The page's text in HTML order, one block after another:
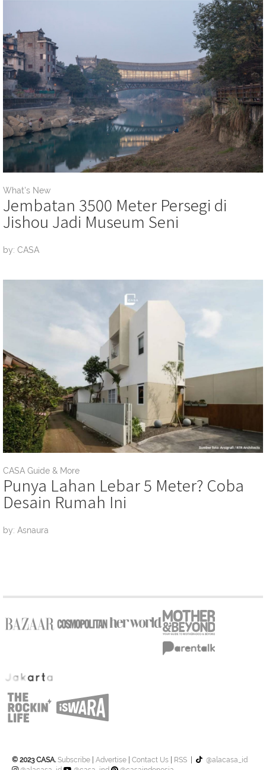
What's New
Jembatan 3500 Meter Persegi di
Jishou Jadi Museum Seni
by: CASA
CASA Guide & More
Punya Lahan Lebar 5 Meter? Coba
Desain Rumah Ini
by: Asnaura
© 2023 CASA.Subscribe Advertise Contact Us RSS
@alacasa_id